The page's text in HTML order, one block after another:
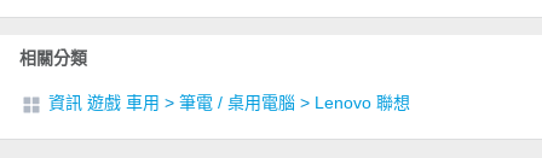
相關分類
資訊 遊戲 車用 > 筆電 / 桌用電腦 > Lenovo 聯想